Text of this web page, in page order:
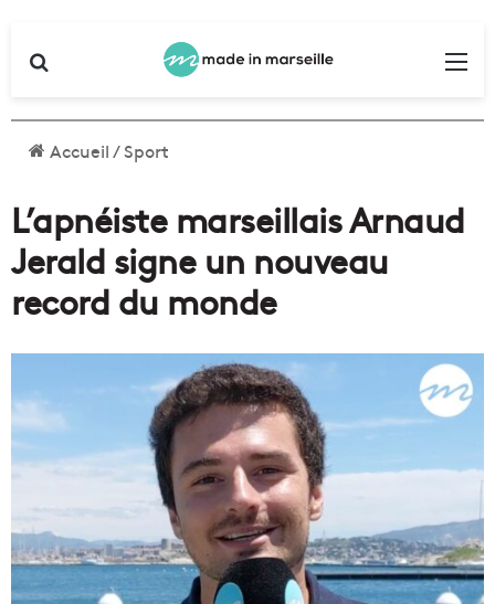
Accueil/Sport
L’apnéiste marseillais Arnaud
Jerald signe un nouveau
record du monde